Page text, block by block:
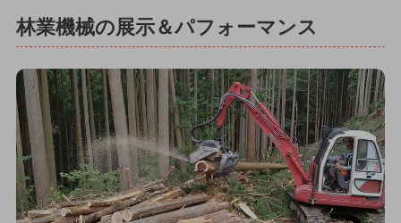
林業機械の展示＆パフォーマンス